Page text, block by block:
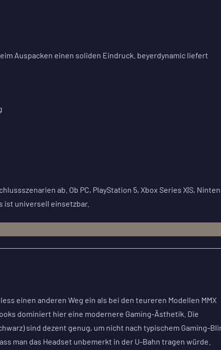
Auspacken einen soliden Eindruck. beyerdynamic liefert
ab. Ob PC, PlayStation 5, Xbox Series X|S,
ist universell einsetzbar.
einen anderen Weg ein als bei den teureren Modellen MMX
dominiert hier eine modernere Gaming-Ästhetik. Die
sind dezent genug, um nicht nach typischem Gaming-
man das Headset unbemerkt in der U-Bahn tragen würde.